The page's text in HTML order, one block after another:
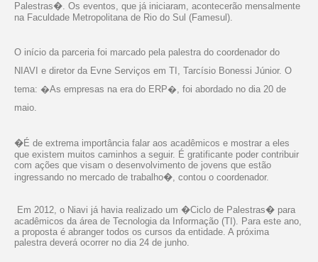
Palestras�. Os eventos, que já iniciaram, acontecerão mensalmente
na Faculdade Metropolitana de Rio do Sul (Famesul).
O início da parceria foi marcado pela palestra do coordenador do
NIAVI e diretor da Evne Serviços em TI, Tarcísio Bonessi Júnior. O
tema: �As empresas na era do ERP�, foi abordado no dia 20 de
maio.
�É de extrema importância falar aos acadêmicos e mostrar a eles
que existem muitos caminhos a seguir. É gratificante poder contribuir
com ações que visam o desenvolvimento de jovens que estão
ingressando no mercado de trabalho�, contou o coordenador.
Em 2012, o Niavi já havia realizado um �Ciclo de Palestras� para
acadêmicos da área de Tecnologia da Informação (TI). Para este ano,
a proposta é abranger todos os cursos da entidade. A próxima
palestra deverá ocorrer no dia 24 de junho.